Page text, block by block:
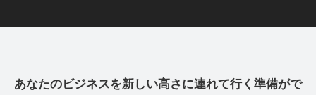
あなたのビジネスを新しい高さに連れて行く準備がで